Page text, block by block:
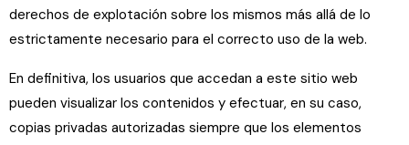
derechos de explotación sobre los mismos más allá de lo
estrictamente necesario para el correcto uso de la web.
En definitiva, los usuarios que accedan a este sitio web
pueden visualizar los contenidos y efectuar, en su caso,
copias privadas autorizadas siempre que los elementos